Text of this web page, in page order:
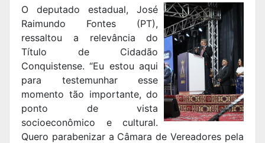
O deputado estadual, José
Raimundo Fontes (PT),
ressaltou a relevância do
Título de Cidadão
Conquistense. “Eu estou aqui
para testemunhar esse
momento tão importante, do
ponto de vista
socioeconômico e cultural.
Quero parabenizar a Câmara de Vereadores pela